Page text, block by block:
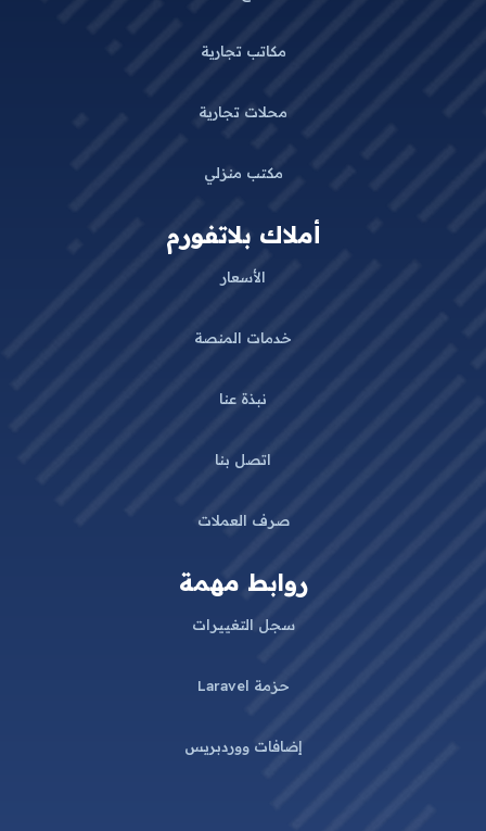
مكاتب تجارية
محلات تجارية
مكتب منزلي
أملاك بلاتفورم
الأسعار
خدمات المنصة
نبذة عنا
اتصل بنا
صرف العملات
روابط مهمة
سجل التغييرات
حزمة Laravel
إضافات ووردبريس